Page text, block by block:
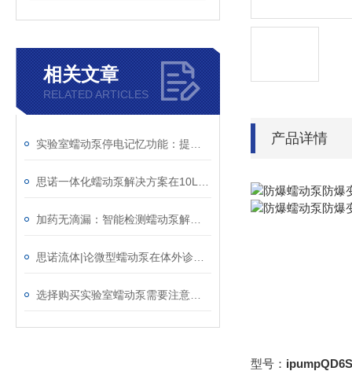
相关文章
RELATED ARTICLES
产品详情
型号：